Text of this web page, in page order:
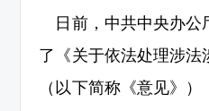
日前，中共中央办公
了《关于依法处理涉法
（以下简称《意见》